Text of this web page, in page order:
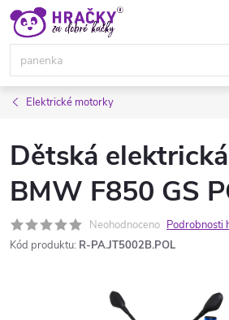
Přejít
obsah
Elektrické motorky
Dětská
BMW F850 GS
Neohodnoceno Podrobnosti
Kód produktu: R-PA.JT5002B.POL